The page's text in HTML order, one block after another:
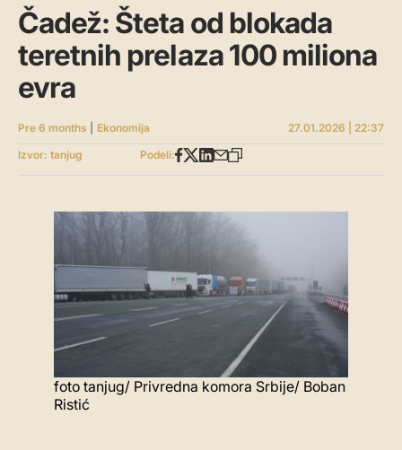
Čadež: Šteta od blokada
teretnih prelaza 100 miliona
evra
Pre 6 months Ekonomija
27.01.2026 | 22:37
Izvor: tanjug
Podeli:
foto tanjug/ Privredna komora Srbije/ Boban
Ristić